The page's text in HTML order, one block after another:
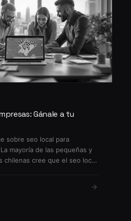
Gánale a tu
sobre seo local para
mayoría de las pequeñas y
chilenas cree que el seo local
o llamadas a empresas,